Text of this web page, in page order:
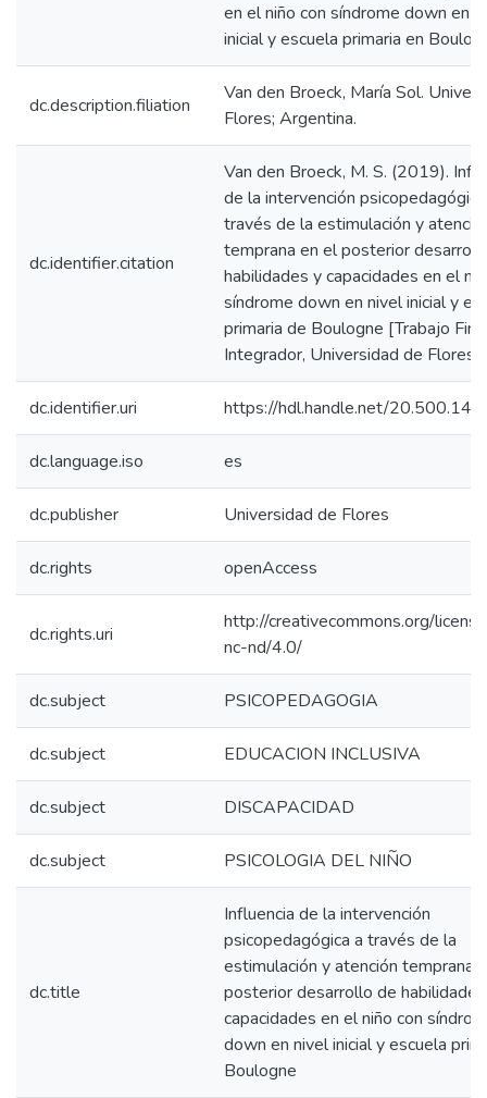
en el niño con síndrome down en
inicial y escuela primaria en
dc.description.filiation
Van den Broeck, María Sol.
Flores; Argentina.
dc.identifier.citation
Van den Broeck, M. S. (2019).
de la intervención
través de la estimulación y
temprana en el posterior
habilidades y capacidades en el
síndrome down en nivel inicial y
primaria de Boulogne [Trabajo
Integrador, Universidad de Flores].
dc.identifier.uri https://hdl.handle.net/
dc.language.iso es
dc.publisher Universidad de Flores
dc.rights openAccess
dc.rights.uri
http://creativecommons.org/
nc-nd/4.0/
dc.subject PSICOPEDAGOGIA
dc.subject EDUCACION INCLUSIVA
dc.subject DISCAPACIDAD
dc.subject PSICOLOGIA DEL NIÑO
dc.title
Influencia de la intervención
psicopedagógica a través de la
estimulación y atención temprana
posterior desarrollo de
capacidades en el niño con
down en nivel inicial y escuela
Boulogne